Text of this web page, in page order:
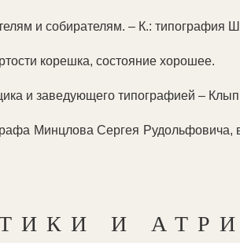
и собирателям. – К.: типография
корешка, состояние хорошее.
и заведующего типографией –
Минцлова Сергея Рудольфовича,
И